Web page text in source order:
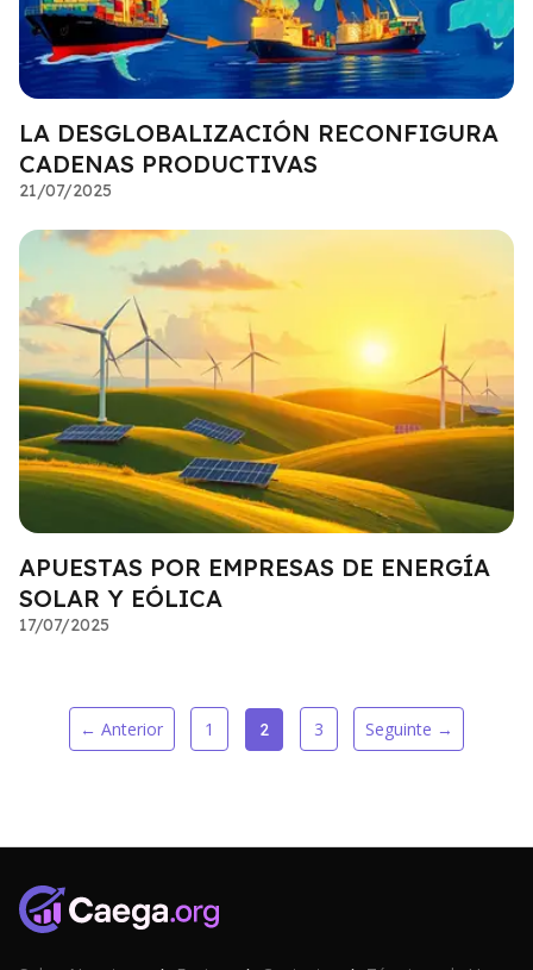
LA DESGLOBALIZACIÓN RECONFIGURA
CADENAS PRODUCTIVAS
21/07/2025
APUESTAS POR EMPRESAS DE ENERGÍA
SOLAR Y EÓLICA
17/07/2025
← Anterior 1 2 3 Seguinte →